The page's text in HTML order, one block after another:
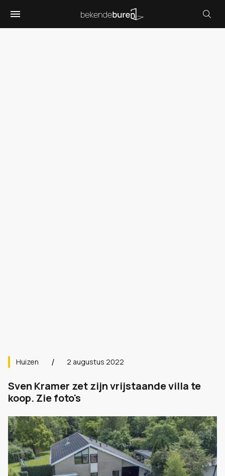
Huizen 2 augustus 2022
Sven Kramer zet zijn vrijstaande villa te
koop. Zie foto's